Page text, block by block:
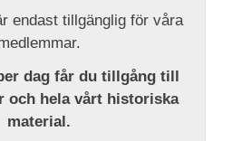
endast tillgänglig för våra
dag får du tillgång till
och hela vårt historiska
material.